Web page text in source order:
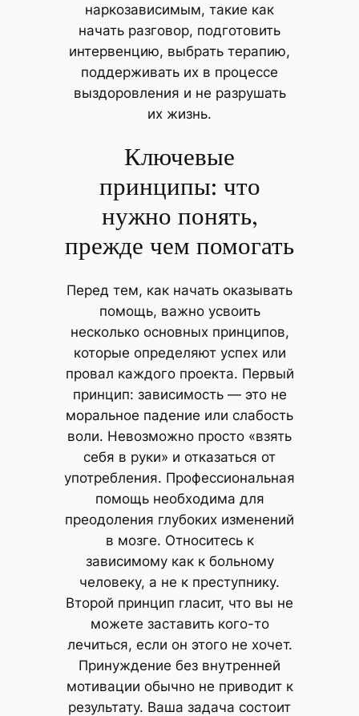
наркозависимым, такие как
начать разговор, подготовить
интервенцию, выбрать терапию,
поддерживать их в процессе
выздоровления и не разрушать
их жизнь.
Ключевые
принципы: что
нужно понять,
прежде чем помогать
Перед тем, как начать оказывать
помощь, важно усвоить
несколько основных принципов,
которые определяют успех или
провал каждого проекта. Первый
принцип: зависимость — это не
моральное падение или слабость
воли. Невозможно просто «взять
себя в руки» и отказаться от
употребления. Профессиональная
помощь необходима для
преодоления глубоких изменений
в мозге. Относитесь к
зависимому как к больному
человеку, а не к преступнику.
Второй принцип гласит, что вы не
можете заставить кого-то
лечиться, если он этого не хочет.
Принуждение без внутренней
мотивации обычно не приводит к
результату. Ваша задача состоит